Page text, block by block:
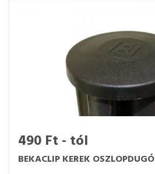
490 Ft - tól
BEKACLIP KEREK OSZLOPDUGÓ